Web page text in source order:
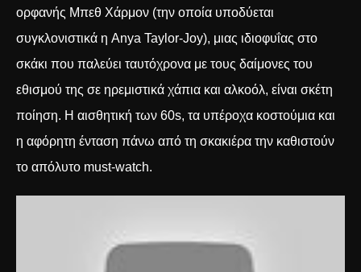
ορφανής Μπεθ Χάρμον (την οποία υποδύεται
συγκλονιστικά η Anya Taylor-Joy), μιας ιδιοφυΐας στο
σκάκι που παλεύει ταυτόχρονα με τους δαίμονες του
εθισμού της σε ηρεμιστικά χάπια και αλκοόλ, είναι σκέτη
ποίηση. Η αισθητική των 60s, τα υπέροχα κοστούμια και
η αφόρητη ένταση πάνω από τη σκακιέρα την καθιστούν
το απόλυτο must-watch.